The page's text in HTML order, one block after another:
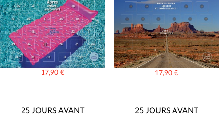
17,90€ 17,90 €
25 JOURS AVANT
25 JOURS AVANT